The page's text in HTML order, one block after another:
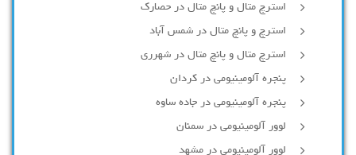
استرچ متال و پانچ متال در حصارك
استرچ و پانچ متال در شمس آباد
استرچ متال و پانچ متال در شهرری
پنجره آلومینیومی در کردان
پنجره آلومینیومی در جاده ساوه
لوور آلومینیومی در سمنان
لوور آلومینیومی در مشهد